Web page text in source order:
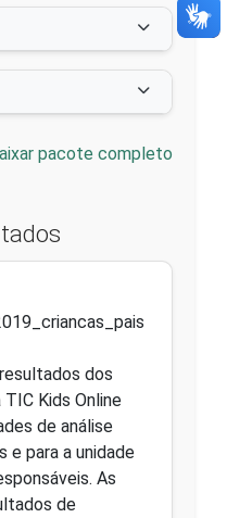
pacote completo
dos
Kids Online
de análise
e para a unidade
As
de